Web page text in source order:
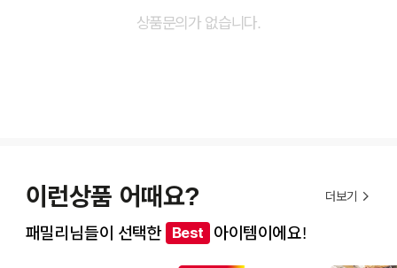
상품문의가 없습니다.
이런상품 어때요? 더보기
패밀리님들이 선택한 Best 아이템이에요!